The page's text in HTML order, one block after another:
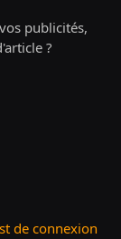
publicités,
?
de connexion